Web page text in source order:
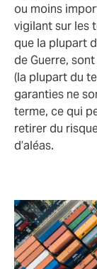
ou moins
vigilant sur les
que la plupart
de Guerre,
(la plupart du
garanties ne
terme, ce qui
retirer du
d’aléas.